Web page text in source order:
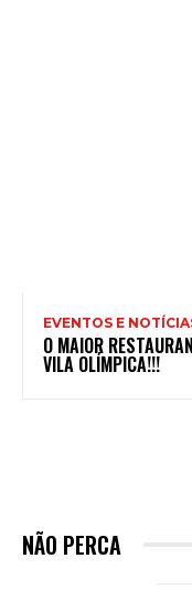
EVENTOS E
O MAIOR
VILA OLÍMPICA!!!
NÃO PERCA